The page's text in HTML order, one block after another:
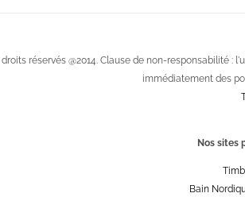
droits réservés @2014. Clause de non-responsabilité
immédiatement des
Nos sites
Bain